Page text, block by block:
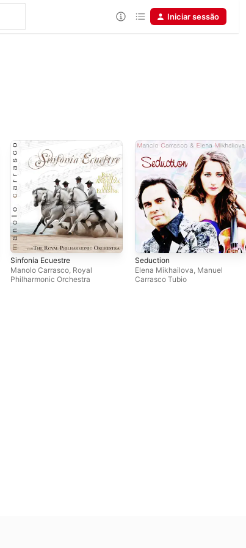
Iniciar sessão
Sinfonía Ecuestre
Manolo Carrasco, Royal
Philharmonic Orchestra
Seduction
Elena Mikhailova Manuel
Carrasco Tubio